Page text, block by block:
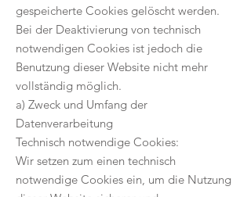
gespeicherte Cookies gelöscht werden.
Bei der Deaktivierung von technisch
notwendigen Cookies ist jedoch die
Benutzung dieser Website nicht mehr
vollständig möglich.
a) Zweck und Umfang der
Datenverarbeitung
Technisch notwendige Cookies:
Wir setzen zum einen technisch
notwendige Cookies ein, um die Nutzung